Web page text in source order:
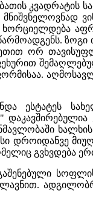
კვადრატის
ორ
ესტატეს
დროიდანვე
გვხვდება